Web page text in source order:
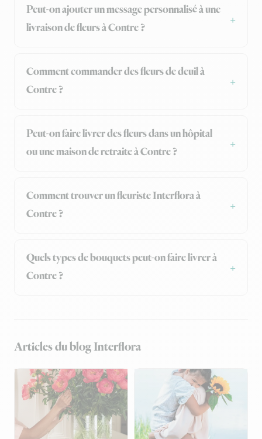
Peut-on ajouter un message personnalisé à une
livraison de fleurs à Contre ?
Comment commander des fleurs de deuil à
Contre ?
Peut-on faire livrer des fleurs dans un hôpital
ou une maison de retraite à Contre ?
Comment trouver un fleuriste Interflora à
Contre ?
Quels types de bouquets peut-on faire livrer à
Contre ?
Articles du blog Interflora